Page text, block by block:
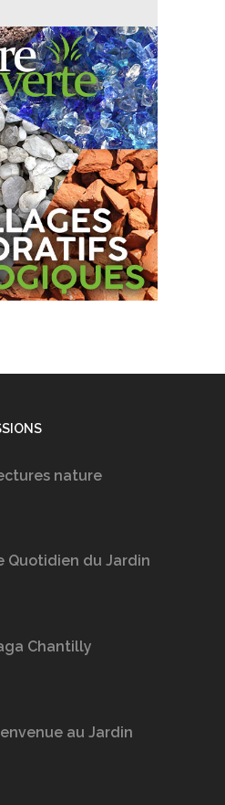
nature
Quotidien du Jardin
Chantilly
au Jardin